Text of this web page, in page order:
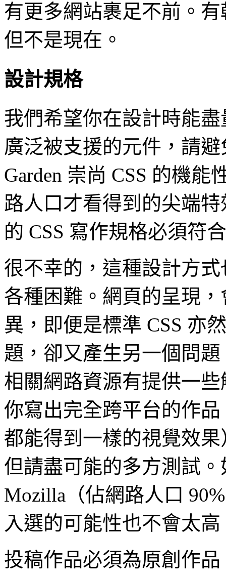
有更多網站裹足不前。
但不是現在。
設計規格
我們希望你在設計時能
廣泛被支援的元件，請避
Garden 崇尚 CSS 的機
路人口才看得到的尖端
的 CSS 寫作規格必須符
很不幸的，這種設計方
各種困難。網頁的呈現
異，即便是標準 CSS 亦
題，卻又產生另一個問
相關網路資源有提供一
你寫出完全跨平台的作
都能得到一樣的視覺效
但請盡可能的多方測試
Mozilla（佔網路人口
入選的可能性也不會太高
投稿作品必須為原創作